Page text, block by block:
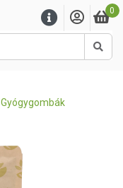
0
Gyógygombák